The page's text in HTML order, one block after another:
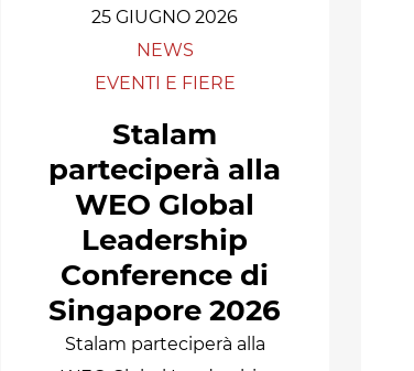
25 GIUGNO 2026
NEWS
EVENTI E FIERE
Stalam
parteciperà alla
WEO Global
Leadership
Conference di
Singapore 2026
Stalam parteciperà alla